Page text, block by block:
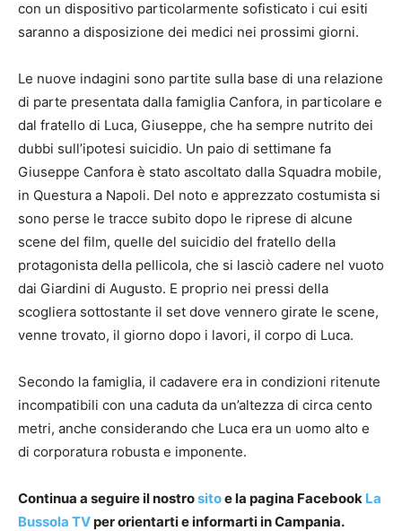
con un dispositivo particolarmente sofisticato i cui esiti
saranno a disposizione dei medici nei prossimi giorni.
Le nuove indagini sono partite sulla base di una relazione
di parte presentata dalla famiglia Canfora, in particolare e
dal fratello di Luca, Giuseppe, che ha sempre nutrito dei
dubbi sull’ipotesi suicidio. Un paio di settimane fa
Giuseppe Canfora è stato ascoltato dalla Squadra mobile,
in Questura a Napoli. Del noto e apprezzato costumista si
sono perse le tracce subito dopo le riprese di alcune
scene del film, quelle del suicidio del fratello della
protagonista della pellicola, che si lasciò cadere nel vuoto
dai Giardini di Augusto. E proprio nei pressi della
scogliera sottostante il set dove vennero girate le scene,
venne trovato, il giorno dopo i lavori, il corpo di Luca.
Secondo la famiglia, il cadavere era in condizioni ritenute
incompatibili con una caduta da un’altezza di circa cento
metri, anche considerando che Luca era un uomo alto e
di corporatura robusta e imponente.
Continua a seguire il nostrositoe la pagina Facebook La
Bussola TVper orientarti e informarti in Campania.